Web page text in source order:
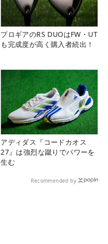
プロギアのRS DUOはFW・UT
も完成度が高く購入者続出！
アディダス『コードカオス
27』は強烈な蹴りでパワーを
生む
Recommended by